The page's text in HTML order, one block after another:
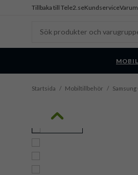
Tillbaka till Tele2.seKundservice
Startsida / Mobiltillbehör /